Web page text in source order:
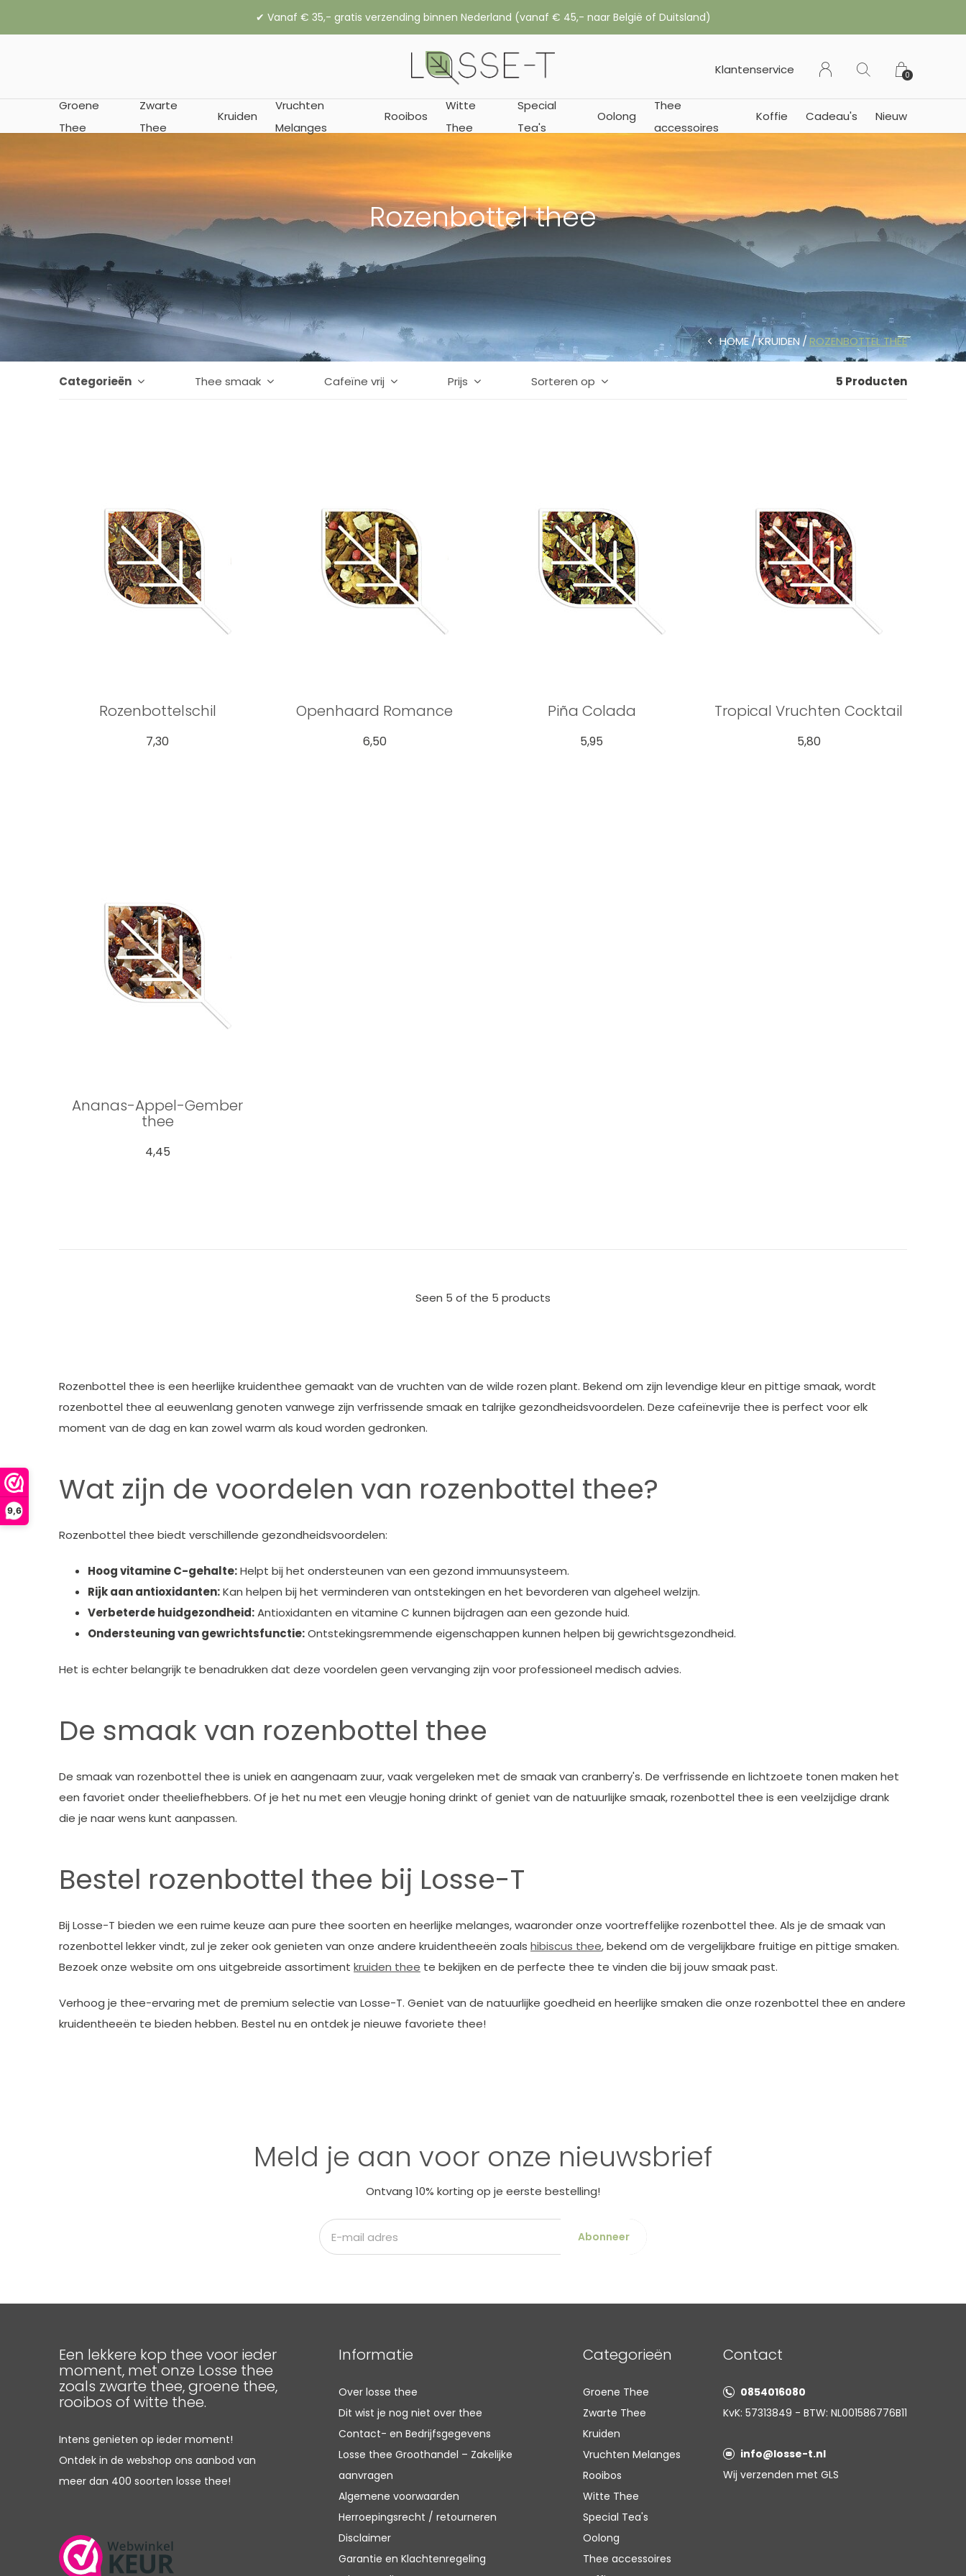
9,6
Groene
Thee
Zwarte
Thee
Kruiden
Vruchten
Melanges
Rooibos
Witte
Thee
Special
Tea's
Oolong
Thee
accessoires
Koffie Cadeau's Nieuw
Klantenservice 0
✔︎ Vanaf € 35,- gratis verzending binnen Nederland (vanaf € 45,- naar België of Duitsland)
Rozenbottel thee
HOME KRUIDEN ROZENBOTTEL THEE
Categorieën Thee smaak Cafeïne vrij Prijs Sorteren op 5 Producten
Rozenbottelschil
7,30
Openhaard Romance
6,50
Piña Colada
5,95
Tropical Vruchten Cocktail
5,80
Ananas-Appel-Gember
thee
4,45
Seen 5 of the 5 products
Rozenbottel thee is een heerlijke kruidenthee gemaakt van de vruchten van de wilde rozen plant. Bekend om zijn levendige kleur en pittige smaak, wordt
rozenbottel thee al eeuwenlang genoten vanwege zijn verfrissende smaak en talrijke gezondheidsvoordelen. Deze cafeïnevrije thee is perfect voor elk
moment van de dag en kan zowel warm als koud worden gedronken.
Wat zijn de voordelen van rozenbottel thee?
Rozenbottel thee biedt verschillende gezondheidsvoordelen:
Hoog vitamine C-gehalte:Helpt bij het ondersteunen van een gezond immuunsysteem.
Rijk aan antioxidanten:Kan helpen bij het verminderen van ontstekingen en het bevorderen van algeheel welzijn.
Verbeterde huidgezondheid:Antioxidanten en vitamine C kunnen bijdragen aan een gezonde huid.
Ondersteuning van gewrichtsfunctie:Ontstekingsremmende eigenschappen kunnen helpen bij gewrichtsgezondheid.
Het is echter belangrijk te benadrukken dat deze voordelen geen vervanging zijn voor professioneel medisch advies.
De smaak van rozenbottel thee
De smaak van rozenbottel thee is uniek en aangenaam zuur, vaak vergeleken met de smaak van cranberry's. De verfrissende en lichtzoete tonen maken het
een favoriet onder theeliefhebbers. Of je het nu met een vleugje honing drinkt of geniet van de natuurlijke smaak, rozenbottel thee is een veelzijdige drank
die je naar wens kunt aanpassen.
Bestel rozenbottel thee bij Losse-T
Bij Losse-T bieden we een ruime keuze aan pure thee soorten en heerlijke melanges, waaronder onze voortreffelijke rozenbottel thee. Als je de smaak van
rozenbottel lekker vindt, zul je zeker ook genieten van onze andere kruidentheeën zoals hibiscus thee, bekend om de vergelijkbare fruitige en pittige smaken.
Bezoek onze website om ons uitgebreide assortiment kruiden thee te bekijken en de perfecte thee te vinden die bij jouw smaak past.
Verhoog je thee-ervaring met de premium selectie van Losse-T. Geniet van de natuurlijke goedheid en heerlijke smaken die onze rozenbottel thee en andere
kruidentheeën te bieden hebben. Bestel nu en ontdek je nieuwe favoriete thee!
Meld je aan voor onze nieuwsbrief
Ontvang 10% korting op je eerste bestelling!
Abonneer
Een lekkere kop thee voor ieder
moment, met onze Losse thee
zoals zwarte thee, groene thee,
rooibos of witte thee.
Intens genieten op ieder moment!
Ontdek in de webshop ons aanbod van
meer dan 400 soorten losse thee!
Informatie
Over losse thee
Dit wist je nog niet over thee
Contact- en Bedrijfsgegevens
Losse thee Groothandel – Zakelijke
aanvragen
Algemene voorwaarden
Herroepingsrecht / retourneren
Disclaimer
Garantie en Klachtenregeling
Categorieën
Groene Thee
Zwarte Thee
Kruiden
Vruchten Melanges
Rooibos
Witte Thee
Special Tea's
Oolong
Thee accessoires
Contact
0854016080
KvK: 57313849 - BTW: NL001586776B11
info@losse-t.nl
Wij verzenden met GLS